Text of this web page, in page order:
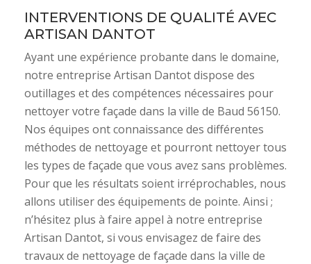
INTERVENTIONS DE QUALITÉ AVEC
ARTISAN DANTOT
Ayant une expérience probante dans le domaine,
notre entreprise Artisan Dantot dispose des
outillages et des compétences nécessaires pour
nettoyer votre façade dans la ville de Baud 56150.
Nos équipes ont connaissance des différentes
méthodes de nettoyage et pourront nettoyer tous
les types de façade que vous avez sans problèmes.
Pour que les résultats soient irréprochables, nous
allons utiliser des équipements de pointe. Ainsi ;
n’hésitez plus à faire appel à notre entreprise
Artisan Dantot, si vous envisagez de faire des
travaux de nettoyage de façade dans la ville de